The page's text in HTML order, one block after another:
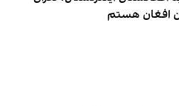
افغان هستم